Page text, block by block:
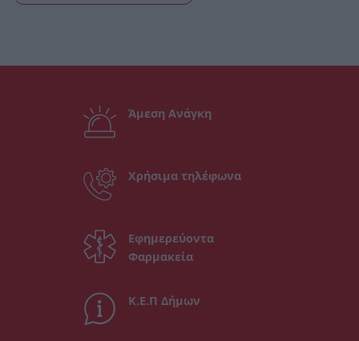
Άμεση Ανάγκη
Χρήσιμα τηλέφωνα
Εφημερεύοντα
Φαρμακεία
Κ.Ε.Π Δήμων